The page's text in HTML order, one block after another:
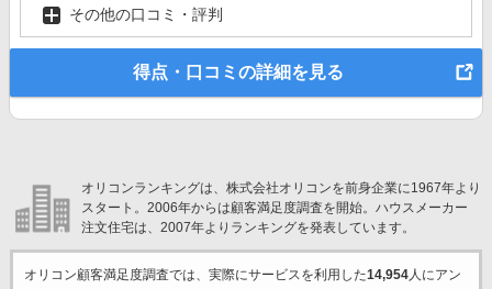
その他の口コミ・評判
得点・口コミの詳細を見る
オリコンランキングは、株式会社オリコンを前身企業に1967年より
スタート。2006年からは顧客満足度調査を開始。ハウスメーカー
注文住宅は、2007年よりランキングを発表しています。
オリコン顧客満足度調査では、実際にサービスを利用した14,954人にアン